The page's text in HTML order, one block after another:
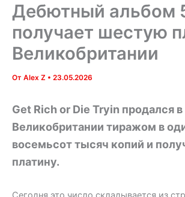
Дебютный альбом
получает шестую
Великобритании
От Alex Z • 23.05.2026
Get Rich or Die Tryin продался в
Великобритании тиражом в
восемьсот тысяч копий и
платину.